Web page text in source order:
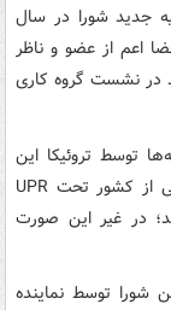
رویه جدید شورا در سال
اعم از عضو و ناظر
در نشست گروه کاری
توسط تروئیکا این
است که حتماً کشورهایی که قصد سخنرانی حمایتی از کشور تحت UPR
در غیر این صورت
شورا توسط نماینده